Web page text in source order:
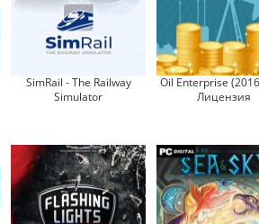
SimRail - The Railway
Simulator
Oil Enterprise
Лицензия